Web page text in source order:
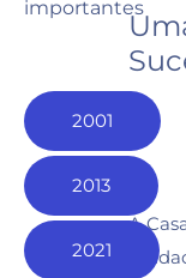
importantes
2001
2013
2021
A